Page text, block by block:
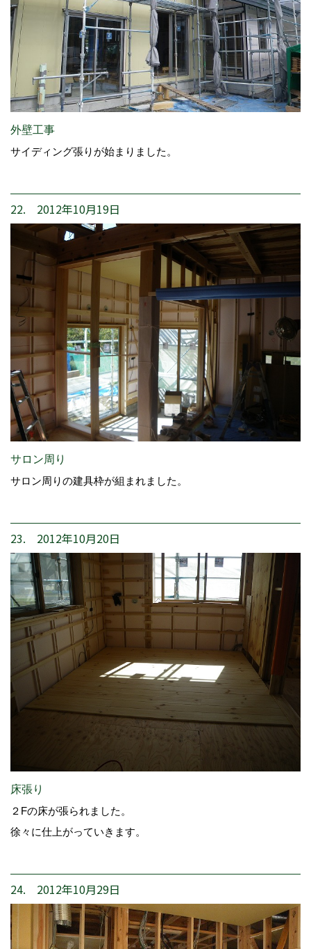
外壁工事
サイディング張りが始まりました。
22. 2012年10月19日
サロン周り
サロン周りの建具枠が組まれました。
23. 2012年10月20日
床張り
２Fの床が張られました。
徐々に仕上がっていきます。
24. 2012年10月29日